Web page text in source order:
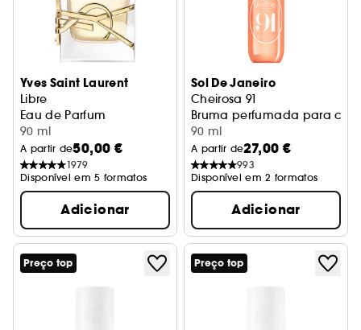
Yves Saint Laurent
Libre
Eau de Parfum
90 ml
A partir de50,00 €
1979
Disponível em 5 formatos
Adicionar
Sol De Janeiro
Cheirosa 91
Bruma perfumada para
90 ml
A partir de27,00 €
993
Disponível em 2 formatos
Adicionar
Preço top Preço top